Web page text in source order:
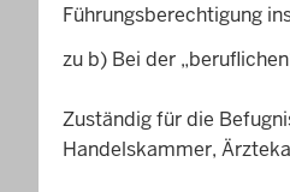
Führungsberechtigung
zu b) Bei der
Zuständig für die
Handelskammer,